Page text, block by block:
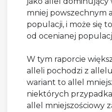
mniej powszechnym
populacji, i może się
od ocenianej
W tym raporcie
alleli pochodzi z
wariant to allel
niektórych
allel mniejszościowy